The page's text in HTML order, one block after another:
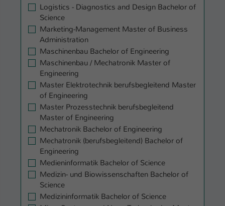
Logistics - Diagnostics and Design Bachelor of
Science
Marketing-Management Master of Business
Administration
Maschinenbau Bachelor of Engineering
Maschinenbau / Mechatronik Master of
Engineering
Master Elektrotechnik berufsbegleitend Master
of Engineering
Master Prozesstechnik berufsbegleitend
Master of Engineering
Mechatronik Bachelor of Engineering
Mechatronik (berufsbegleitend) Bachelor of
Engineering
Medieninformatik Bachelor of Science
Medizin- und Biowissenschaften Bachelor of
Science
Medizininformatik Bachelor of Science